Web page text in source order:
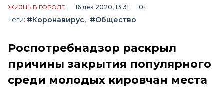
ЖИЗНЬ В ГОРОДЕ 16 дек 2020, 13:31 0+
Теги: #Коронавирус #Общество
Роспотребнадзор раскрыл
причины закрытия популярного
среди молодых кировчан места